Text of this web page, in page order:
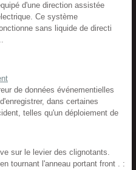
d'une direction assistée
Ce système
sans liquide de directi
de données événementielles
dans certaines
telles qu'un déploiement de
sur le levier des clignotants.
tournant l'anneau portant front . :